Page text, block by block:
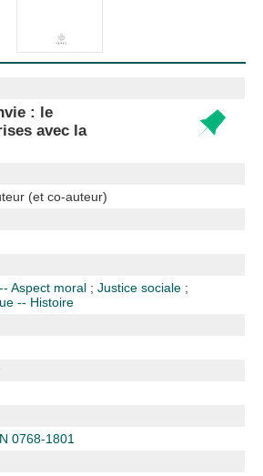
: le
avec la
(et co-auteur)
Aspect moral ;Justice sociale ;
-- Histoire
0768-1801